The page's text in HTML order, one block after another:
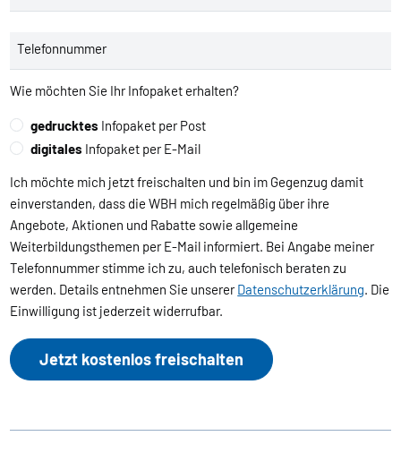
Telefonnummer
Wie möchten Sie Ihr Infopaket erhalten?
gedrucktes Infopaket per Post
digitales Infopaket per E-Mail
Ich möchte mich jetzt freischalten und bin im Gegenzug damit
einverstanden, dass die WBH mich regelmäßig über ihre
Angebote, Aktionen und Rabatte sowie allgemeine
Weiterbildungsthemen per E-Mail informiert. Bei Angabe meiner
Telefonnummer stimme ich zu, auch telefonisch beraten zu
werden. Details entnehmen Sie unsererDatenschutzerklärung. Die
Einwilligung ist jederzeit widerrufbar.
Jetzt kostenlos freischalten